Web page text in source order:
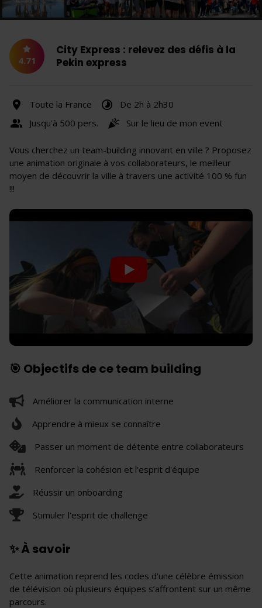
4.71
City Express : relevez des défis à la
Pekin express
Toute la France
De 2h à 2h30
Jusqu'à 500 pers.
Sur le lieu de mon event
Vous cherchez un team-building innovant en ville ? Proposez
une animation originale à vos collaborateurs, le meilleur
moyen de découvrir la ville à travers une activité 100 % fun
!!!
🎯 Objectifs de ce team building
Améliorer la communication interne
Apprendre à mieux se connaître
Passer un moment de détente entre collaborateurs
Renforcer la cohésion et l'esprit d'équipe
Réussir un onboarding
Stimuler l'esprit de challenge
✨ À savoir
Cette animation reprend les codes d’une célèbre émission
de télévision où plusieurs équipes s’affrontent sur un même
parcours.